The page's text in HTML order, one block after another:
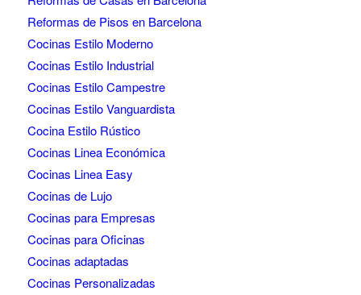
Reformas de Pisos en Barcelona
Cocinas Estilo Moderno
Cocinas Estilo Industrial
Cocinas Estilo Campestre
Cocinas Estilo Vanguardista
Cocina Estilo Rústico
Cocinas Linea Económica
Cocinas Linea Easy
Cocinas de Lujo
Cocinas para Empresas
Cocinas para Oficinas
Cocinas adaptadas
Cocinas Personalizadas